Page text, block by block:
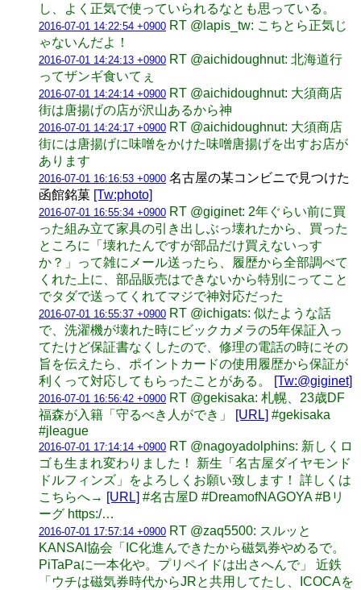
し、よく正気で使っていられるなとも思っている。
2016-07-01 14:22:54 +0900 RT @lapis_tw: こちとら正気じ
ゃないんだよ！
2016-07-01 14:24:13 +0900 RT @aichidoughnut: 北海道行
ってザンギ食いてぇ
2016-07-01 14:24:14 +0900 RT @aichidoughnut: 大須商店
街は唐揚げの店が沢山あるから神
2016-07-01 14:24:17 +0900 RT @aichidoughnut: 大須商店
街には唐揚げに味噌をかけた味噌唐揚げを出すお店が
あります
2016-07-01 16:16:53 +0900 名古屋の某コンビニで見つけた
函館銘菓 [Tw:photo]
2016-07-01 16:55:34 +0900 RT @giginet: 2年ぐらい前に買
った組み立て家具の引き出しぶっ壊れたから、買った
ところに「壊れたんですが部品だけ買えないっす
か？」って雑にメール送ったら、履歴から全部調べて
くれた上に、部品販売はできないから特別にってこと
でタダで送ってくれてマジで神対応だった
2016-07-01 16:55:37 +0900 RT @ichigats: 似たような話
で、洗濯機が壊れた時にビックカメラの5年保証入っ
てたけど保証書なくしたので、修理の電話の時にその
旨を伝えたら、ポイントカードの使用履歴から保証が
利くって対応してもらったことがある。
[Tw:@giginet]
2016-07-01 16:56:42 +0900 RT @gekisaka: 札幌、23歳DF
福森が入籍「守るべき人ができ」
[URL] #gekisaka
#jleague
2016-07-01 17:14:14 +0900 RT @nagoyadolphins: 新しくロ
ゴも生まれ変わりました！ 新生「名古屋ダイヤモンド
ドルフィンズ」をよろしくお願い致します！ 詳しくは
こちらへ→ [URL] #名古屋D #DreamofNAGOYA #Bリ
ーグ https:/…
2016-07-01 17:57:14 +0900 RT @zaq5500: スルッと
KANSAI協会「IC化進んできたから磁気券やめるで。
PiTaPaに一本化や。プリペイドは出さへんで」 近鉄
「ウチは磁気券時代からJRと共用してたし、ICOCAを